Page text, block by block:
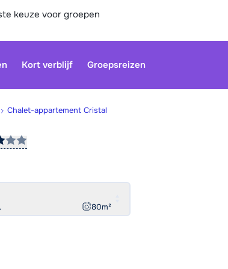
keuze voor groepen
Kort verblijf Groepsreizen
Chalet-appartement Cristal
80m²